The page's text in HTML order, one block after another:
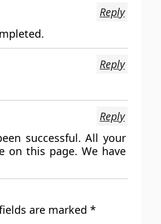
Reply
Reply
successful. All your
on this page. We have
Reply
are marked *